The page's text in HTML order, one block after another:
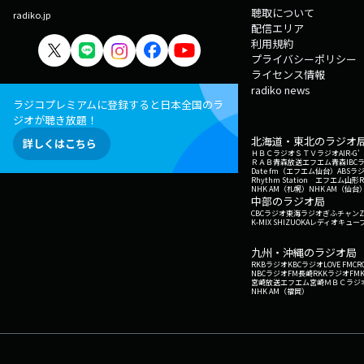
radiko.jp
ラジコプレミアムに登録すると日本全国のラ
ジオが聴き放題！
詳しくはこちら
聴取について
配信エリア
利用規約
プライバシーポリシー
ライセンス情報
radiko news
北海道・東北のラジオ
ＨＢＣラジオＳＴＶラジオAIR-G'
ＲＡＢ青森放送エフエム青森IBC
Date fm（エフエム仙台） ABSラ
Rhythm Station エフエム山形
NHK AM（札幌） NHK AM（仙台
中部のラジオ局
CBCラジオ東海ラジオぎふチャン
K-MIX SHIZUOKAレディオキュー
九州・沖縄のラジオ局
RKBラジオKBCラジオLOVE FM
NBCラジオFM長崎RKKラジオ
宮崎放送エフエム宮崎ＭＢＣラジ
NHK AM（福岡）